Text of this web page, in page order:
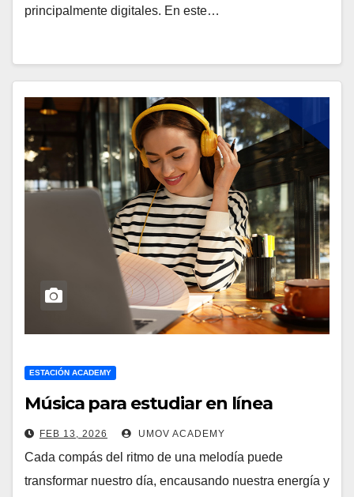
principalmente digitales. En este…
ESTACIÓN ACADEMY
Música para estudiar en línea
FEB 13, 2026 UMOV ACADEMY
Cada compás del ritmo de una melodía puede
transformar nuestro día, encausando nuestra energía y